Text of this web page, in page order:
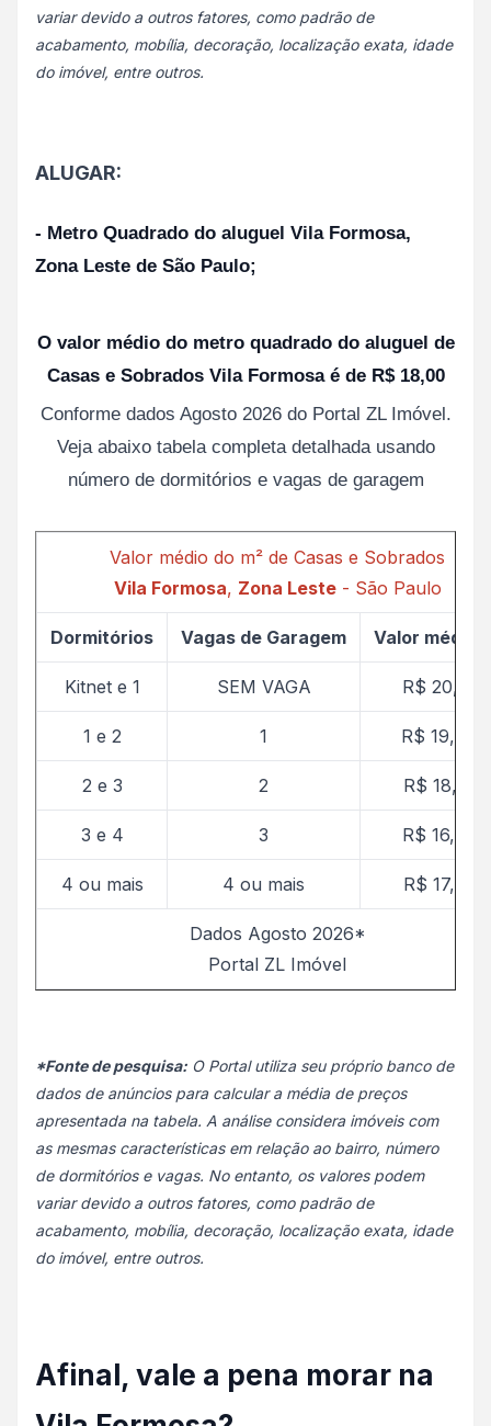
variar devido a outros fatores, como padrão de
acabamento, mobília, decoração, localização exata, idade
do imóvel, entre outros.
ALUGAR:
- Metro Quadrado do aluguel Vila Formosa,
Zona Leste de São Paulo;
O valor médio do metro quadrado do aluguel de
Casas e Sobrados Vila Formosa é de R$ 18,00
Conforme dados Agosto 2026 do Portal ZL Imóvel.
Veja abaixo tabela completa detalhada usando
número de dormitórios e vagas de garagem
Valor médio do m² de Casas e Sobrados
Vila Formosa, Zona Leste- São Paulo
Dormitórios Vagas de Garagem Valor médio
Kitnet e 1 SEM VAGA R$ 20,14
1 e 2 1 R$ 19,42
2 e 3 2 R$ 18,01
3 e 4 3 R$ 16,57
4 ou mais 4 ou mais R$ 17,57
Dados Agosto 2026*
Portal ZL Imóvel
*Fonte de pesquisa: O Portal utiliza seu próprio banco de
dados de anúncios para calcular a média de preços
apresentada na tabela. A análise considera imóveis com
as mesmas características em relação ao bairro, número
de dormitórios e vagas. No entanto, os valores podem
variar devido a outros fatores, como padrão de
acabamento, mobília, decoração, localização exata, idade
do imóvel, entre outros.
Afinal, vale a pena morar na